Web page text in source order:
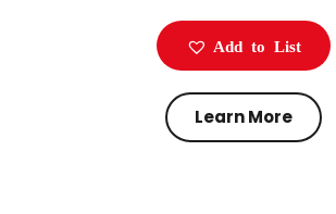
Add to List
Learn More